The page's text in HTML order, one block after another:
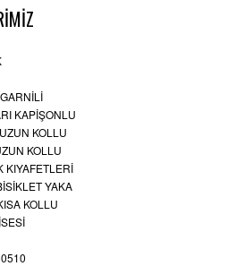
KAPİŞONLU
KOLLU
KOLLU
KIYAFETLERİ
YAKA
KOLLU